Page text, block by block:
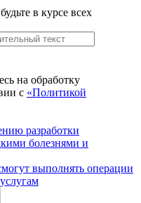
в курсе всех
на обработку
с «Политикой
разработки
болезнями и
выполнять операции